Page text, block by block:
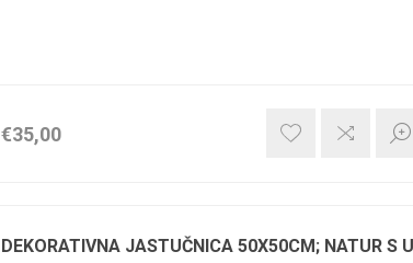
€35,00
DEKORATIVNA JASTUČNICA 50X50CM; NATUR S